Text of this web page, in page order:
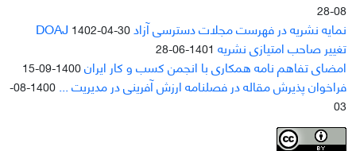
08-28
نمایه نشریه در فهرست مجلات دسترسی آزاد DOAJ1402-04-30
تغییر صاحب امتیازی نشریه 1401-06-28
امضای تفاهم نامه همکاری با انجمن کسب و کار ایران1400-09-15
فراخوان پذیرش مقاله در فصلنامه ارزش آفرینی در مدیریت ...
1400-08-
03